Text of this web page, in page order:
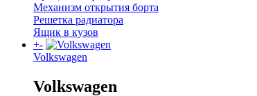
Механизм открытия борта
Решетка радиатора
Ящик в кузов
+-
Volkswagen
Volkswagen